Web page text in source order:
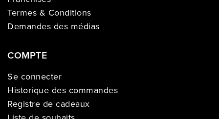
Termes & Conditions
Demandes des médias
COMPTE
Se connecter
Historique des commandes
Registre de cadeaux